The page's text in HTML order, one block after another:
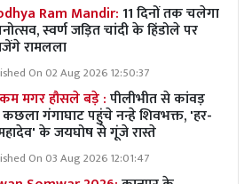
Ram Mandir:11 दिनों तक चलेगा
स्वर्ण जड़ित चांदी के हिंडोले पर
रामलला
On 02 Aug 2026 12:50:37
कम मगर हौसले बड़े :पीलीभीत से कांवड़
गंगाघाट पहुंचे नन्हे शिवभक्त, 'हर-
के जयघोष से गूंजे रास्ते
On 03 Aug 2026 12:01:47